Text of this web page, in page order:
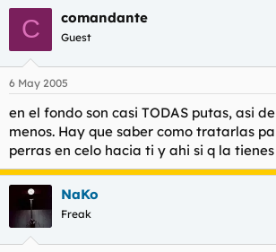
diferente, al final ha resultado, ser la peor de
fue bonito mientras duro.
La tia solo me queria para sexo y nunca
mi. ¿Que problema diran algunos? El
se quiere a una persona, se desea compartir
Pero bueno, he tenido que engañarla para
gracias a un amigo comun, le mande un
diciendo que me habia abierto una cuenta
Eso sí al final me ha descubierto, pero me
log, porque no... En fin que seguire haciendo
C comandante
Guest
6 May 2005
en el fondo son casi TODAS putas, asi
menos. Hay que saber como tratarlas
perras en celo hacia ti y ahi si q la
NaKo
Freak